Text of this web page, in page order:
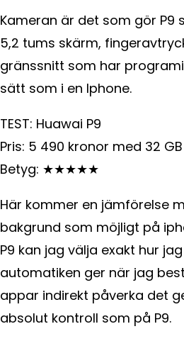
Kameran är det som gör P9
5,2 tums skärm,
gränssnitt som har
sätt som i en Iphone.
TEST: Huawai P9
Pris: 5 490 kronor med 32 GB
Betyg: ★★★★★
Här kommer en jämförelse
bakgrund som möjligt på
P9 kan jag välja exakt hur
automatiken ger när jag
appar indirekt påverka det
absolut kontroll som på P9.